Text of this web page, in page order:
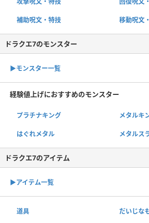
補助呪文・特技 移動呪文
ドラクエ7のモンスター
▶︎モンスター一覧
経験値上げにおすすめのモンスター
プラチナキング メタルキ
はぐれメタル メタルス
ドラクエ7のアイテム
▶︎アイテム一覧
道具 だいじな